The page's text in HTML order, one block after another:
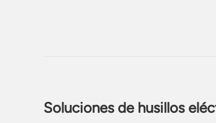
Soluciones de husillos